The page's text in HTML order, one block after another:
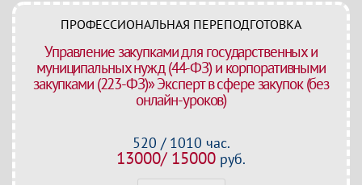
ПРОФЕССИОНАЛЬНАЯ ПЕРЕПОДГОТОВКА
Управление закупками для государственных и
муниципальных нужд (44-ФЗ) и корпоративными
закупками (223-ФЗ)» Эксперт в сфере закупок (без
онлайн-уроков)
520 / 1010 час.
13000/ 15000 руб.